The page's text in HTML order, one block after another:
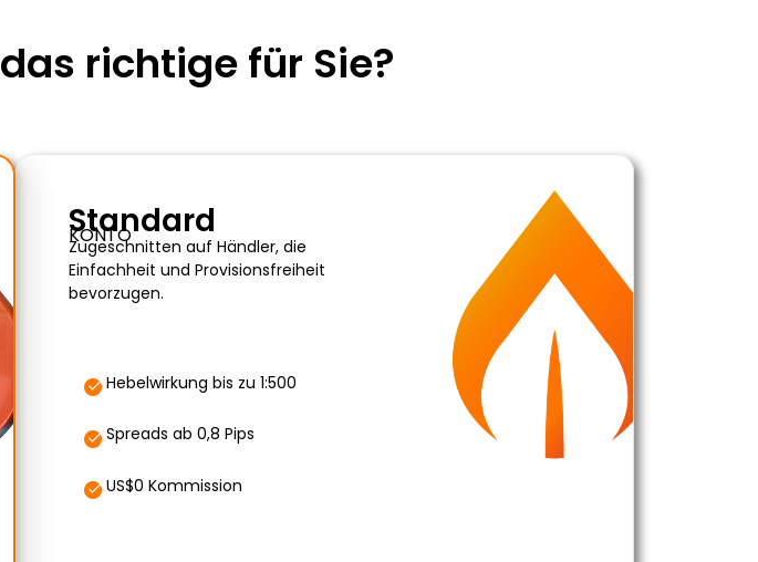
richtige für Sie?
Standard
KONTO
Zugeschnitten auf Händler, die
Einfachheit und Provisionsfreiheit
bevorzugen.
Hebelwirkung bis zu 1:500
Spreads ab 0,8 Pips
US$0 Kommission